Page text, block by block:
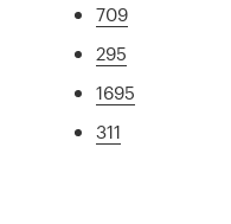
709
295
1695
311